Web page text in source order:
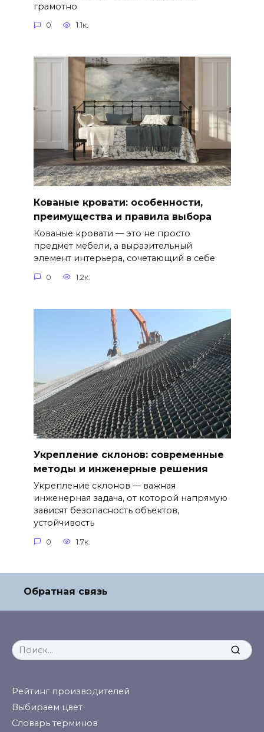
грамотно
0 1.1к.
Кованые кровати: особенности,
преимущества и правила выбора
Кованые кровати — это не просто
предмет мебели, а выразительный
элемент интерьера, сочетающий в себе
0 1.2к.
Укрепление склонов: современные
методы и инженерные решения
Укрепление склонов — важная
инженерная задача, от которой напрямую
зависят безопасность объектов,
устойчивость
0 1.7к.
Обратная связь
Search
for:
Рейтинг производителей
Выбираем цвет
Словарь терминов